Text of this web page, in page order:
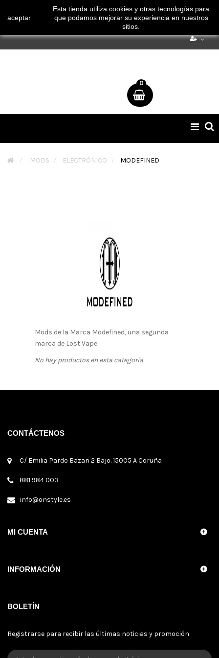
¡ Consigue tu envío gratuito por compras superiores a 50€
!
0
de
> MODS > ELECTRÓNICO > MODEFINED
Mods de la Marca Modefined, una segunda
marca de Lost Vape
No hay productos en esta categoría.
CONTÁCTENOS
C/ Emilia Pardo Bazan 2 Bajo. 15005 A Coruña
881 984 003
info@onstyle.es
MI CUENTA
INFORMACIÓN
BOLETÍN
Registrarse para recibir las últimas noticias y promoción
aceptar
Esta tienda utiliza cookies y otras tecnologías para
que podamos mejorar su experiencia en nuestros
sitios.